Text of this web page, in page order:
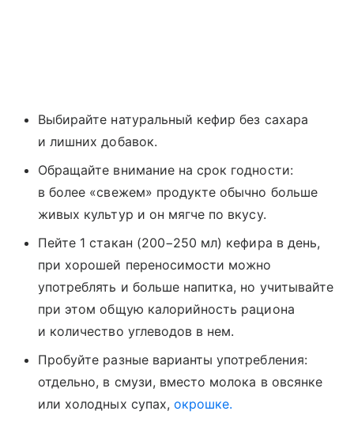
Выбирайте натуральный кефир без сахара
и лишних добавок.
Обращайте внимание на срок годности:
в более «свежем» продукте обычно больше
живых культур и он мягче по вкусу.
Пейте 1 стакан (200−250 мл) кефира в день,
при хорошей переносимости можно
употреблять и больше напитка, но учитывайте
при этом общую калорийность рациона
и количество углеводов в нем.
Пробуйте разные варианты употребления:
отдельно, в смузи, вместо молока в овсянке
или холодных супах, окрошке.